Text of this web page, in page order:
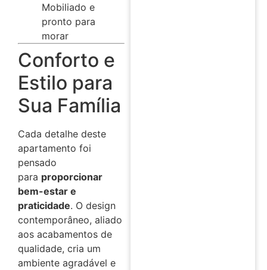
Mobiliado e
pronto para
morar
Conforto e
Estilo para
Sua Família
Cada detalhe deste
apartamento foi
pensado
para proporcionar
bem-estar e
praticidade. O design
contemporâneo, aliado
aos acabamentos de
qualidade, cria um
ambiente agradável e